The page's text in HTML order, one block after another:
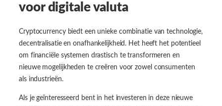
voor digitale valuta
Cryptocurrency biedt een unieke combinatie van technologie,
decentralisatie en onafhankelijkheid. Het heeft het potentieel
om financiële systemen drastisch te transformeren en
nieuwe mogelijkheden te creëren voor zowel consumenten
als industrieën.
Als je geïnteresseerd bent in het investeren in deze nieuwe